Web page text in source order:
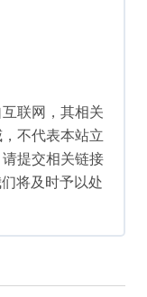
联网，其相关
不代表本站立
提交相关链接
将及时予以处